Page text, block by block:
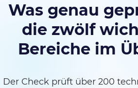
Was genau
die zwölf
Bereiche im
Der Check prüft über 200